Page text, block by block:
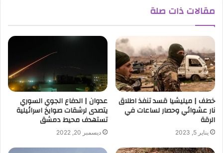
مقالات ذات صلة
خطف | ميليشيا قسد تنفذ اطلاق
نار عشوائي وحصار لساعات في
الرقة
يناير 5, 2023
عدوان | الدفاع الجوي السوري
يتصدى لرشقات صوايخ اسرائيلية
تستهدف محيط دمشق
ديسمبر 20, 2022